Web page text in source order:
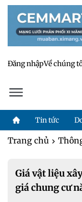
Đăng nhậpVề chúng
Tin tức
Trang chủ
Giá vật liệu
giá chung cư